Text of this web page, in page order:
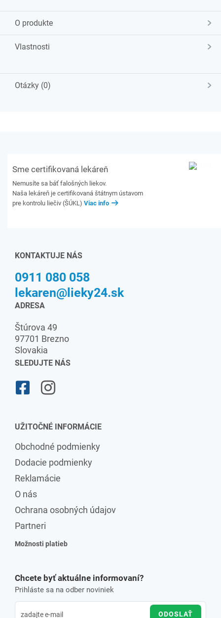
O produkte
Vlastnosti
Otázky (0)
Sme certifikovaná lekáreň
Nemusíte sa báť falošných liekov.
Naša lekáreň je certifikovaná štátnym ústavom
pre kontrolu liečiv (ŠÚKL) Viac info
KONTAKTUJE NÁS
0911 080 058
lekaren@lieky24.sk
ADRESA
Štúrova 49
97701 Brezno
Slovakia
SLEDUJTE NÁS
UŽITOČNÉ INFORMÁCIE
Obchodné podmienky
Dodacie podmienky
Reklamácie
O nás
Ochrana osobných údajov
Partneri
Možnosti platieb
Chcete byť aktuálne informovaní?
Prihláste sa na odber noviniek
ODOSLAŤ